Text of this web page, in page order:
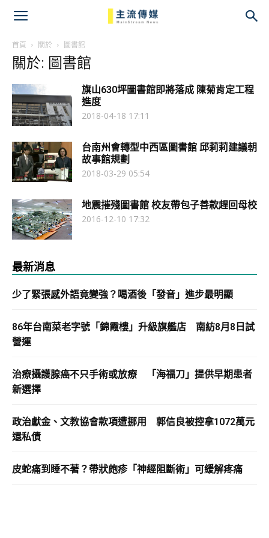
首頁 關於 圖書館
關於: 圖書館
旗山630坪圖書館即將落成 陳菊肯定工程
進度
2018-04-18 17:11
台南州會轉型中西區圖書館 邱莉莉建議朝
故事館規劃
2018-03-29 05:54
地震摧殘圖書館 校友帶包子善款趕回母校
2016-12-10 17:32
最新消息
少了緊張感外語竟變強？喝酒後「發音」進步最明顯
86年台南菜老字號「錦霞樓」升級旗艦店 南紡8月8日試
營運
治療攝護腺癌不只手術或放療 「海福刀」提供早期患者
新選擇
政治獻金、文教協會款項遭挪用 郭信良被控拿1072萬元
還私債
皮蛇痛到睡不著？帶狀皰疹「神經阻斷術」可緩解疼痛